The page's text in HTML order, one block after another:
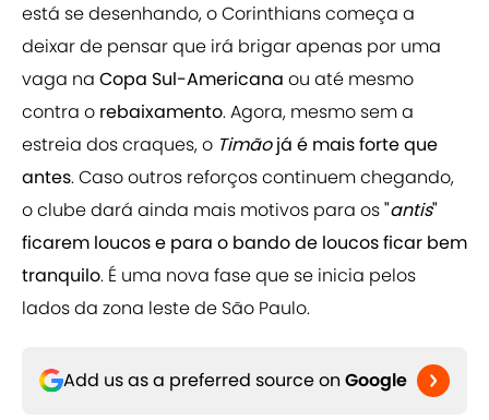
está se desenhando, o Corinthians começa a
deixar de pensar que irá brigar apenas por uma
vaga na Copa Sul-Americana ou até mesmo
contra o rebaixamento. Agora, mesmo sem a
estreia dos craques, o Timãojá é mais forte que
antes. Caso outros reforços continuem chegando,
o clube dará ainda mais motivos para os"antis"
ficarem loucos e para o bando de loucos ficar bem
tranquilo. É uma nova fase que se inicia pelos
lados da zona leste de São Paulo.
Add us as a preferred source on Google